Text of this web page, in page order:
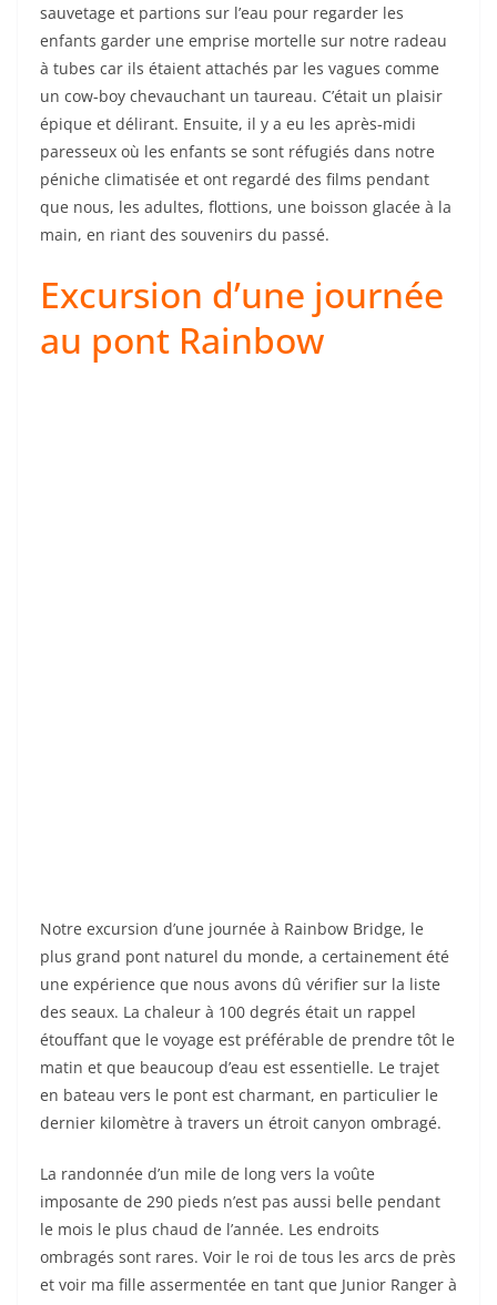
sauvetage et partions sur l’eau pour regarder les
enfants garder une emprise mortelle sur notre radeau
à tubes car ils étaient attachés par les vagues comme
un cow-boy chevauchant un taureau. C’était un plaisir
épique et délirant. Ensuite, il y a eu les après-midi
paresseux où les enfants se sont réfugiés dans notre
péniche climatisée et ont regardé des films pendant
que nous, les adultes, flottions, une boisson glacée à la
main, en riant des souvenirs du passé.
Excursion d’une journée
au pont Rainbow
Notre excursion d’une journée à Rainbow Bridge, le
plus grand pont naturel du monde, a certainement été
une expérience que nous avons dû vérifier sur la liste
des seaux. La chaleur à 100 degrés était un rappel
étouffant que le voyage est préférable de prendre tôt le
matin et que beaucoup d’eau est essentielle. Le trajet
en bateau vers le pont est charmant, en particulier le
dernier kilomètre à travers un étroit canyon ombragé.
La randonnée d’un mile de long vers la voûte
imposante de 290 pieds n’est pas aussi belle pendant
le mois le plus chaud de l’année. Les endroits
ombragés sont rares. Voir le roi de tous les arcs de près
et voir ma fille assermentée en tant que Junior Ranger à